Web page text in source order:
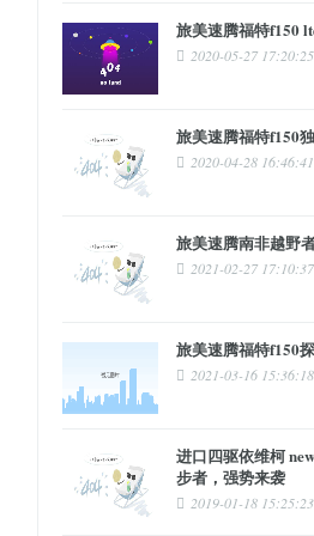
旅美速腾福特f150
2020-05-27 17:20:25
旅美速腾福特f150
2020-04-28 16:46:41
旅美速腾南非越野
2021-02-27 17:10:37
旅美速腾福特f150
2021-03-16 15:36:18
进口四驱依维柯
步者，强势来袭
2019-01-18 15:25:23